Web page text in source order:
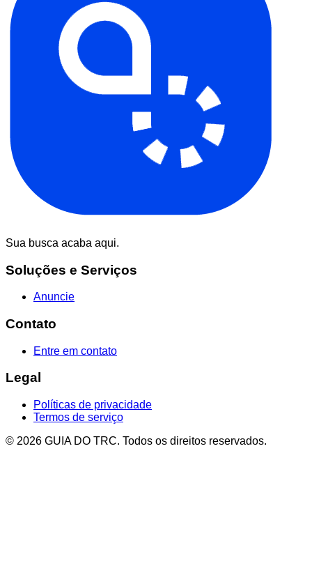
Sua busca acaba aqui.
Soluções e Serviços
Anuncie
Contato
Entre em contato
Legal
Políticas de privacidade
Termos de serviço
© 2026 GUIA DO TRC. Todos os direitos reservados.